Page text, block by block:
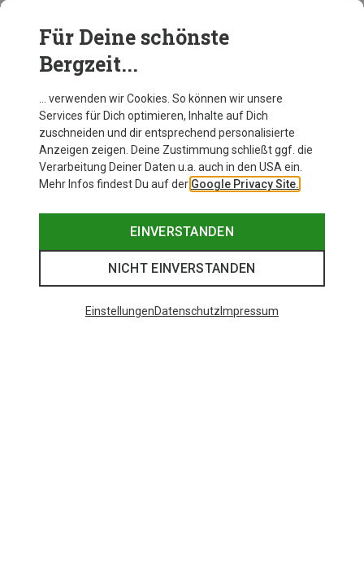
BEKLEIDUNG
Für Deine schönste
Bergzeit...
… verwenden wir Cookies. So können wir unsere
Services für Dich optimieren, Inhalte auf Dich
zuschneiden und dir entsprechend personalisierte
Anzeigen zeigen. Deine Zustimmung schließt ggf. die
Verarbeitung Deiner Daten u.a. auch in den USA ein.
Mehr Infos findest Du auf der Google Privacy Site.
EINVERSTANDEN
NICHT EINVERSTANDEN
EinstellungenDatenschutz Impressum